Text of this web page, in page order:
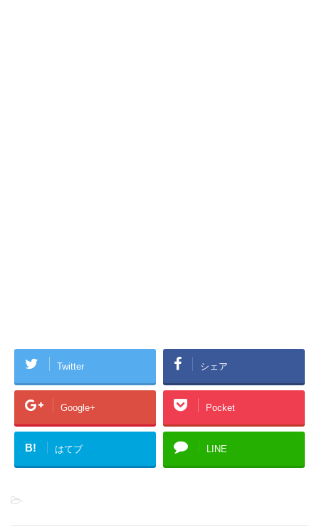
Twitter シェア
Google+ Pocket
B! はてブ LINE
-